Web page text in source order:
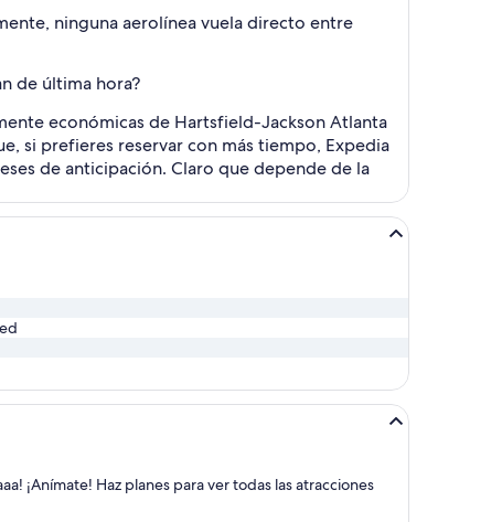
ninguna aerolínea vuela directo entre
de última hora?
económicas de Hartsfield-Jackson Atlanta
si prefieres reservar con más tiempo, Expedia
de anticipación. Claro que depende de la
¡Anímate! Haz planes para ver todas las atracciones